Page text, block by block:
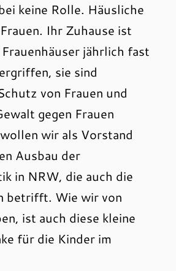
keine Rolle. Häusliche
Ihr Zuhause ist
jährlich fast
sie sind
von Frauen und
gegen Frauen
wir als Vorstand
Ausbau der
in NRW, die auch die
betrifft. Wie wir von
ist auch diese kleine
für die Kinder im